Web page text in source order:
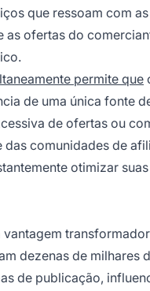
que ressoam com
ofertas do
permite que
de uma única fonte
de ofertas ou
comunidades de
otimizar
dezenas de
de publicação,